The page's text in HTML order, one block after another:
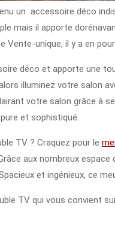
un accessoire déco
mais il apporte
Vente-unique, il y a en
déco et apporte une
illuminez votre salon
votre salon grâce à
et sophistiqué.
TV ? Craquez pour le
aux nombreux
et ingénieux, ce
TV qui vous convient